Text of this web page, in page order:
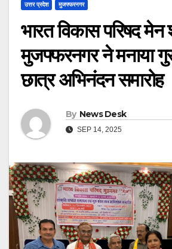
उत्तर प्रदेश मुजफ्फरनगर
भारत विकास परिषद मेन
मुजफ्फरनगर ने मनाया
छात्र अभिनंदन समारोह
By News Desk
SEP 14, 2025